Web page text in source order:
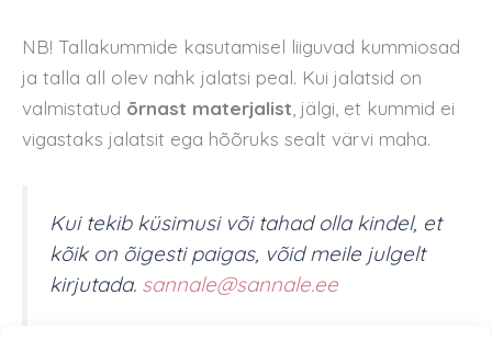
NB! Tallakummide kasutamisel liiguvad kummiosad
ja talla all olev nahk jalatsi peal. Kui jalatsid on
valmistatud õrnast materjalist, jälgi, et kummid ei
vigastaks jalatsit ega hõõruks sealt värvi maha.
Kui tekib küsimusi või tahad olla kindel, et
kõik on õigesti paigas, võid meile julgelt
kirjutada. sannale@sannale.ee